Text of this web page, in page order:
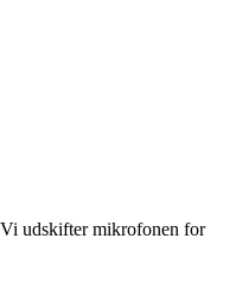
udskifter mikrofonen for